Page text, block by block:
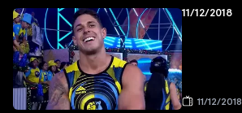
11/12/2018
11/12/2018